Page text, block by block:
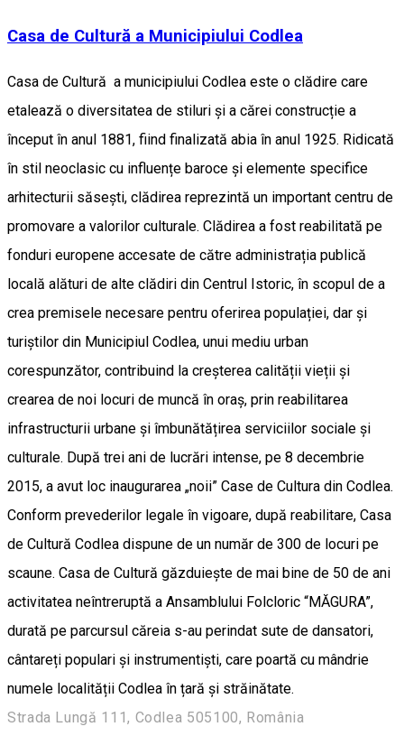
Casa de Cultură a Municipiului Codlea
Casa de Cultură a municipiului Codlea este o clădire care
etalează o diversitatea de stiluri și a cărei construcție a
început în anul 1881, fiind finalizată abia în anul 1925. Ridicată
în stil neoclasic cu influențe baroce și elemente specifice
arhitecturii săsești, clădirea reprezintă un important centru de
promovare a valorilor culturale. Clădirea a fost reabilitată pe
fonduri europene accesate de către administrația publică
locală alături de alte clădiri din Centrul Istoric, în scopul de a
crea premisele necesare pentru oferirea populației, dar și
turiștilor din Municipiul Codlea, unui mediu urban
corespunzător, contribuind la creșterea calității vieții și
crearea de noi locuri de muncă în oraș, prin reabilitarea
infrastructurii urbane și îmbunătățirea serviciilor sociale și
culturale. După trei ani de lucrări intense, pe 8 decembrie
2015, a avut loc inaugurarea „noii” Case de Cultura din Codlea.
Conform prevederilor legale în vigoare, după reabilitare, Casa
de Cultură Codlea dispune de un număr de 300 de locuri pe
scaune. Casa de Cultură găzduiește de mai bine de 50 de ani
activitatea neîntreruptă a Ansamblului Folcloric “MĂGURA”,
durată pe parcursul căreia s-au perindat sute de dansatori,
cântareți populari și instrumentiști, care poartă cu mândrie
numele localității Codlea în țară și străinătate.
Strada Lungă 111, Codlea 505100, România